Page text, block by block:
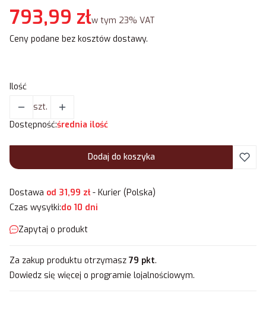
Cena
793,99 złw tym 23% VAT
w tym 23% VAT
Ceny podane bez kosztów dostawy.
Ilość
szt.
Dostępność:średnia ilość
Dodaj do koszyka
Dostawa od 31,99 zł- Kurier (Polska)
Czas wysyłki:do 10 dni
Zapytaj o produkt
Za zakup produktu otrzymasz 79 pkt.
Dowiedz się więcej o programie lojalnościowym.